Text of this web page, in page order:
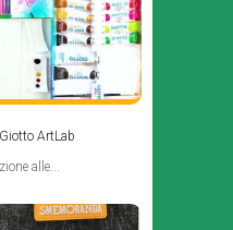
ArtLab
alle...